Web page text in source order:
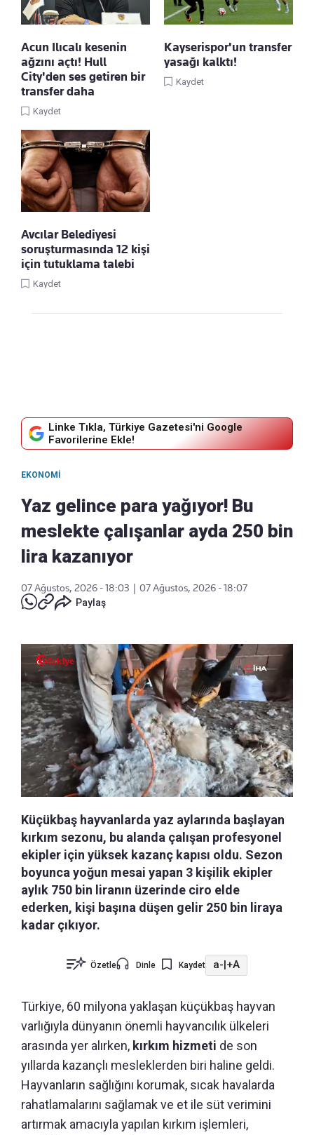
Acun Ilıcalı kesenin
ağzını açtı! Hull
City'den ses getiren bir
transfer daha
Kaydet
Kayserispor'un transfer
yasağı kalktı!
Kaydet
Avcılar Belediyesi
soruşturmasında 12 kişi
için tutuklama talebi
Kaydet
Linke Tıkla, Türkiye Gazetesi'ni Google
Favorilerine Ekle!
EKONOMI
Yaz gelince para yağıyor! Bu
meslekte çalışanlar ayda 250 bin
lira kazanıyor
07 Ağustos, 2026 - 18:03
07 Ağustos, 2026 - 18:07
Paylaş
Küçükbaş hayvanlarda yaz aylarında başlayan
kırkım sezonu, bu alanda çalışan profesyonel
ekipler için yüksek kazanç kapısı oldu. Sezon
boyunca yoğun mesai yapan 3 kişilik ekipler
aylık 750 bin liranın üzerinde ciro elde
ederken, kişi başına düşen gelir 250 bin liraya
kadar çıkıyor.
Özetle Dinle Kaydet a- +A
Türkiye, 60 milyona yaklaşan küçükbaş hayvan
varlığıyla dünyanın önemli hayvancılık ülkeleri
arasında yer alırken, kırkım hizmeti de son
yıllarda kazançlı mesleklerden biri haline geldi.
Hayvanların sağlığını korumak, sıcak havalarda
rahatlamalarını sağlamak ve et ile süt verimini
artırmak amacıyla yapılan kırkım işlemleri,